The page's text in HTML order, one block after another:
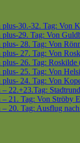
30.-32. Tag: Von
29. Tag: Von
28. Tag: Von
27. Tag: Von
26. Tag: Roskilde
25. Tag: Von
24. Tag: Von
22.+23.Tag:
21. Tag: Von Ströby
20. Tag: Ausflug